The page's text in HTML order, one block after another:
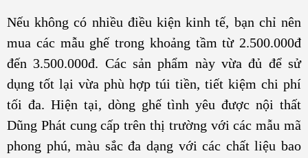
Nếu không có nhiều điều kiện kinh tế, bạn chỉ nên
mua các mẫu ghế trong khoảng tầm từ 2.500.000đ
đến 3.500.000đ. Các sản phẩm này vừa đủ để sử
dụng tốt lại vừa phù hợp túi tiền, tiết kiệm chi phí
tối đa. Hiện tại, dòng ghế tình yêu được nội thất
Dũng Phát cung cấp trên thị trường với các mẫu mã
phong phú, màu sắc đa dạng với các chất liệu bao